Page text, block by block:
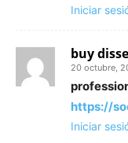
Iniciar
buy
20 octubre,
https://
Iniciar